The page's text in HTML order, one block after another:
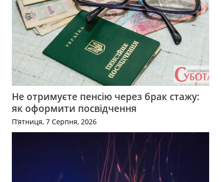
Не отримуєте пенсію через брак стажу:
як оформити посвідчення
П’ятниця, 7 Серпня, 2026